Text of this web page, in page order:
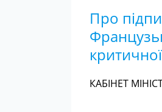
Про
КАБІНЕТ